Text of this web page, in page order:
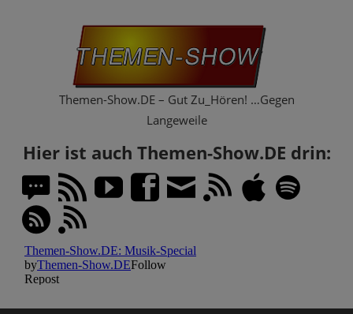
Themen-Show.DE – Gut Zu_Hören! …Gegen
Langeweile
Hier ist auch Themen-Show.DE drin: